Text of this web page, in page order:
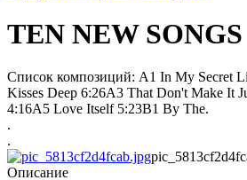
TEN NEW SONGS
Список композиций: A1 In My Secret
Kisses Deep 6:26A3 That Don't Make It
4:16A5 Love Itself 5:23B1 By The.
.
.
Описание